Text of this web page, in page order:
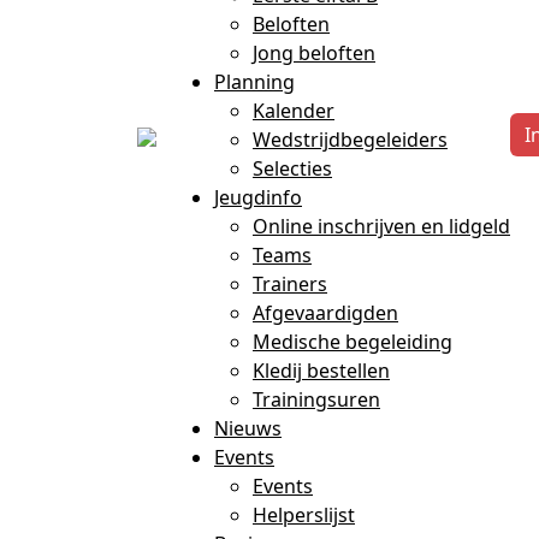
Beloften
Jong beloften
Planning
Kalender
Wedstrijdbegeleiders
Selecties
Jeugdinfo
Online inschrijven en lidgeld
Teams
Trainers
Afgevaardigden
Medische begeleiding
Kledij bestellen
Trainingsuren
Nieuws
Events
Events
Helperslijst